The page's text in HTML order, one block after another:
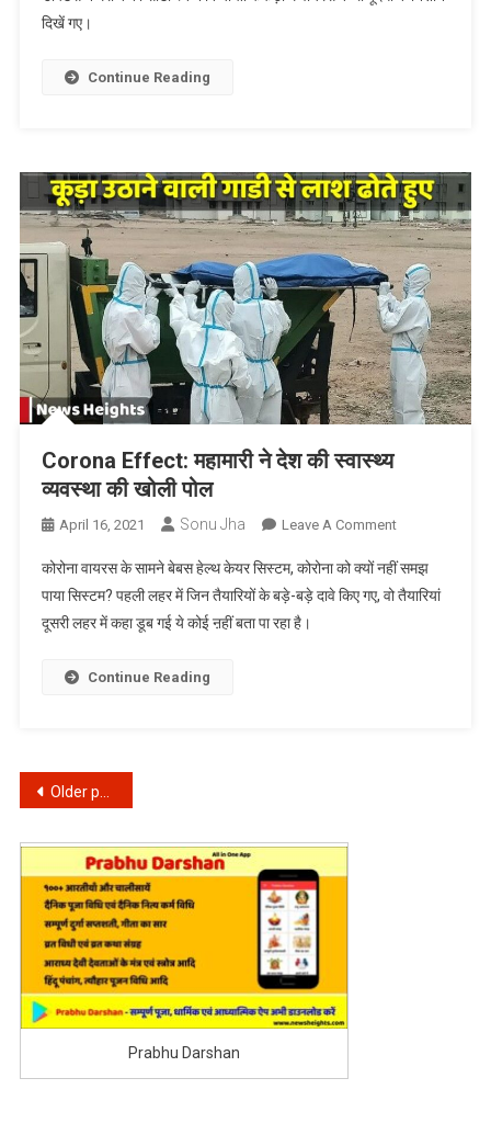
RT-
PCR
टेस्ट,
जानें
वजह
दिखें गए।
Continue Reading
Corona Effect: महामारी ने देश की स्वास्थ्य
व्यवस्था की खोली पोल
April 16, 2021 Sonu Jha Leave A CommentOn
Effect:
महामारी
कोरोना वायरस के सामने बेबस हेल्थ केयर सिस्टम, कोरोना को क्यों नहीं समझ
पाया सिस्टम? पहली लहर में जिन तैयारियों के बड़े-बड़े दावे किए गए, वो तैयारियां
दूसरी लहर में कहा डूब गई ये कोई ऩहीं बता पा रहा है।
Continue Reading
Posts
navigation
Older posts
Prabhu Darshan